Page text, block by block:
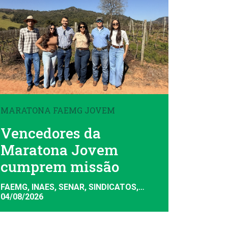
MARATONA FAEMG JOVEM
Vencedores da
Maratona Jovem
cumprem missão
FAEMG, INAES, SENAR, SINDICATOS,
SISTEMA FAEMG
04/08/2026